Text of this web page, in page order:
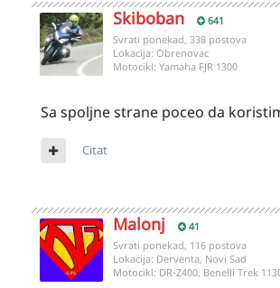
Skiboban 641
Svrati ponekad, 338 postova
Lokacija: Obrenovac
Motocikl: Yamaha FJR 1300
Sa spoljne strane poceo da
Citat
Malonj 41
Svrati ponekad, 116 postova
Lokacija: Derventa, Novi Sad
Motocikl: DR-Z400, Benelli Trek